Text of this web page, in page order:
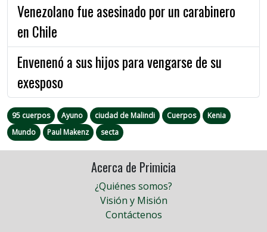
Venezolano fue asesinado por un carabinero
en Chile
Envenenó a sus hijos para vengarse de su
exesposo
95 cuerpos Ayuno ciudad de Malindi Cuerpos
Kenia
Mundo
Paul Makenz secta
Acerca de Primicia
¿Quiénes somos?
Visión y Misión
Contáctenos